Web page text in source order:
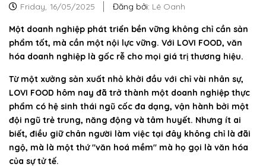
Friday, 16/05/2025 Đăng bởi: Lê Oanh
Một doanh nghiệp phát triển bền vững không chỉ cần sản
phẩm tốt, mà cần một nội lực vững. Với LOVI FOOD, văn
hóa doanh nghiệp là gốc rễ cho mọi giá trị thương hiệu.
Từ một xưởng sản xuất nhỏ khởi đầu với chỉ vài nhân sự,
LOVI FOOD hôm nay đã trở thành một doanh nghiệp thực
phẩm có hệ sinh thái ngũ cốc đa dạng, vận hành bởi một
đội ngũ trẻ trung, năng động và tâm huyết. Nhưng ít ai
biết, điều giữ chân người làm việc tại đây không chỉ là đãi
ngộ, mà là một thứ "văn hoá mềm" mà họ gọi là văn hóa
của sự tử tế.